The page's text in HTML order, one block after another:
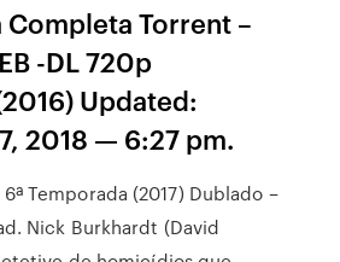
Completa Torrent –
-DL 720p
Updated:
2018 — 6:27 pm.
Temporada (2017) Dublado –
Nick Burkhardt (David